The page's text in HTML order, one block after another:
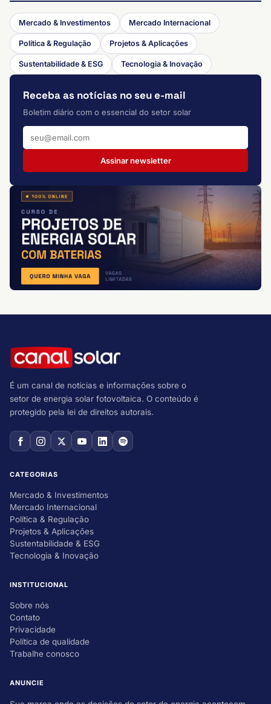
Mercado & Investimentos Mercado Internacional
Política & Regulação Projetos & Aplicações
Sustentabilidade & ESG Tecnologia & Inovação
Receba as notícias no seu e-mail
Boletim diário com o essencial do setor solar
Assinar newsletter
É um canal de notícias e informações sobre o
setor de energia solar fotovoltaica. O conteúdo é
protegido pela lei de direitos autorais.
CATEGORIAS
Mercado & Investimentos
Mercado Internacional
Política & Regulação
Projetos & Aplicações
Sustentabilidade & ESG
Tecnologia & Inovação
INSTITUCIONAL
Sobre nós
Contato
Privacidade
Política de qualidade
Trabalhe conosco
ANUNCIE